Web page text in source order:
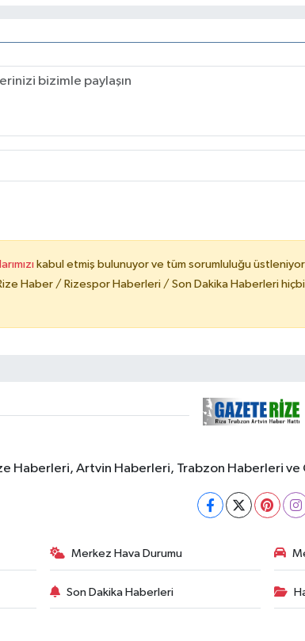
kabul etmiş bulunuyor ve tüm sorumluluğu
Haber / Rizespor Haberleri / Son Dakika Haberleri
Haberleri, Artvin Haberleri, Trabzon Haberleri
Merkez Hava Durumu
Son Dakika Haberleri